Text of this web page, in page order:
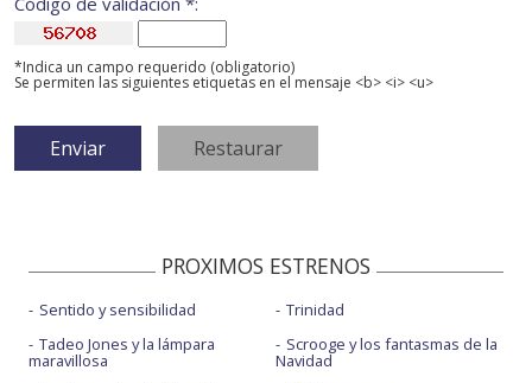
*Indica un campo requerido (obligatorio)
Se permiten las siguientes etiquetas en el mensaje <b> <i> <u>
PROXIMOS ESTRENOS
Sentido y sensibilidad
Tadeo Jones y la lámpara
maravillosa
Trinidad
Scrooge y los fantasmas de la
Navidad